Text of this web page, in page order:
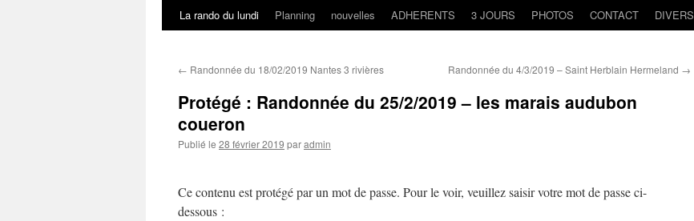
La rando du lundi Planning nouvelles ADHERENTS 3 JOURS PHOTOS CONTACT DIVERS
← Randonnée du 18/02/2019 Nantes 3 rivières Randonnée du 4/3/2019 – Saint Herblain Hermeland →
Protégé : Randonnée du 25/2/2019 – les marais audubon
coueron
Publié le 28 février 2019 paradmin
Ce contenu est protégé par un mot de passe. Pour le voir, veuillez saisir votre mot de passe ci-
dessous :